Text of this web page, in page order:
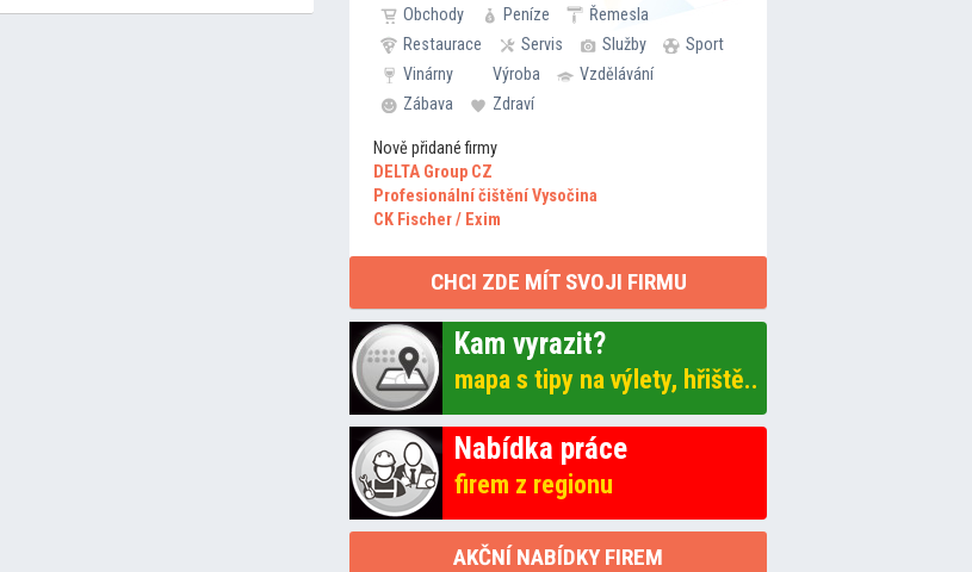
Obchody
Peníze
Řemesla
Restaurace
Servis Služby
Sport
Vinárny
Výroba
Vzdělávání
Zábava
Zdraví
Nově přidané firmy
DELTA Group CZ
Profesionální čištění Vysočina
CK Fischer / Exim
CHCI ZDE MÍT SVOJI FIRMU
Kam vyrazit?
mapa s tipy na výlety, hřiště..
Nabídka práce
firem z regionu
AKČNÍ NABÍDKY FIREM